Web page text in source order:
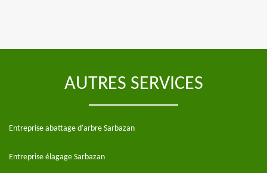
AUTRES SERVICES
Entreprise abattage d'arbre Sarbazan
Entreprise élagage Sarbazan